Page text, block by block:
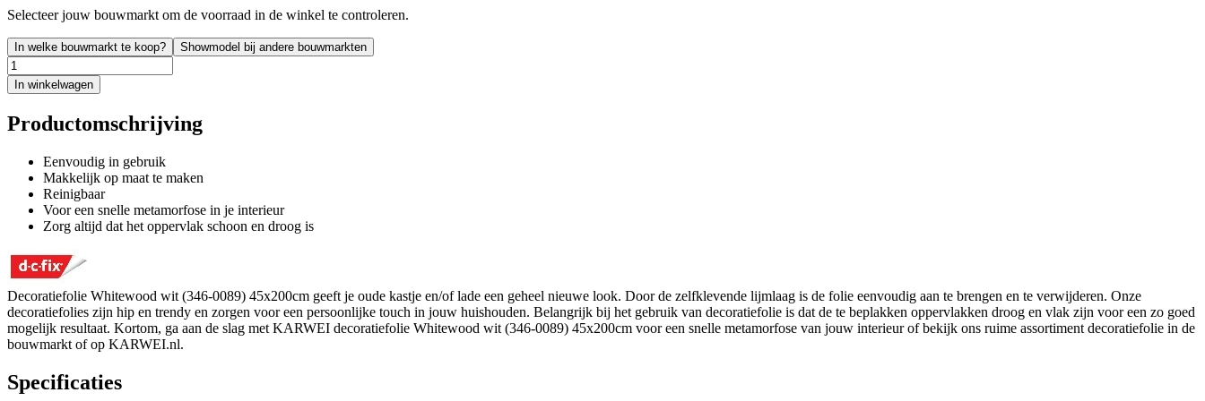
Selecteer jouw bouwmarkt om de voorraad in de winkel te controleren.
In welke bouwmarkt te koop? Showmodel bij andere bouwmarkten
In winkelwagen
Productomschrijving
Eenvoudig in gebruik
Makkelijk op maat te maken
Reinigbaar
Voor een snelle metamorfose in je interieur
Zorg altijd dat het oppervlak schoon en droog is
Decoratiefolie Whitewood wit (346-0089) 45x200cm geeft je oude kastje en/of lade een geheel nieuwe look. Door de zelfklevende lijmlaag is de folie eenvoudig aan te brengen en te verwijderen. Onze
decoratiefolies zijn hip en trendy en zorgen voor een persoonlijke touch in jouw huishouden. Belangrijk bij het gebruik van decoratiefolie is dat de te beplakken oppervlakken droog en vlak zijn voor een zo goed
mogelijk resultaat. Kortom, ga aan de slag met KARWEI decoratiefolie Whitewood wit (346-0089) 45x200cm voor een snelle metamorfose van jouw interieur of bekijk ons ruime assortiment decoratiefolie in de
bouwmarkt of op KARWEI.nl.
Specificaties